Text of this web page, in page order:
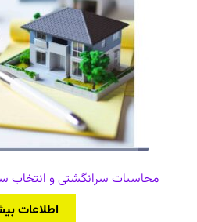
محاسبات سرانگشتی و انتخاب
اطلاعات